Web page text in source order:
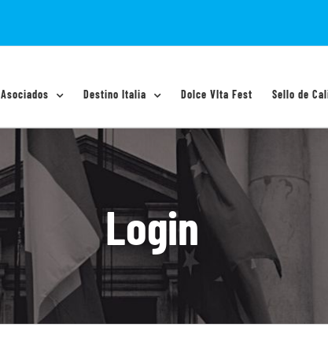
Asociados Destino Italia Dolce VIta Fest Sello de
Login